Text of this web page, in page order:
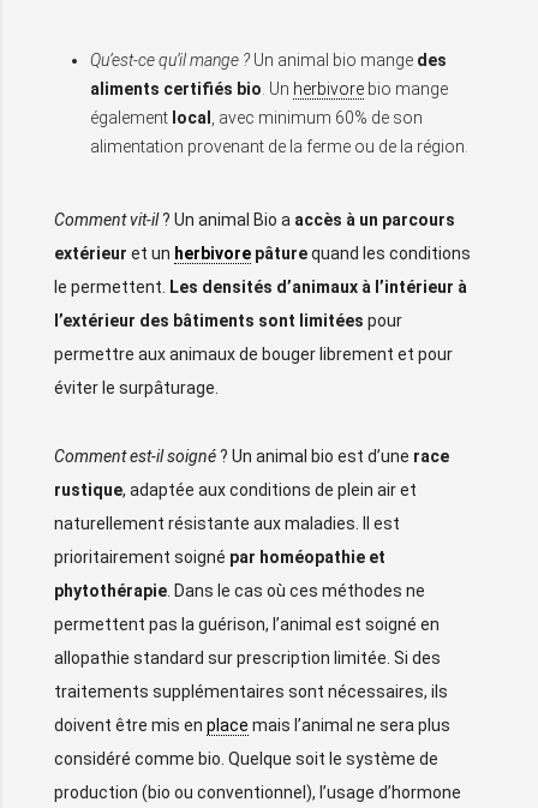
Qu’est-ce qu’il mange ?Un animal bio mange des
aliments certifiés bio . Un herbivore bio mange
également local
, avec minimum 60% de son
alimentation provenant de la ferme ou de la région.
Comment vit-il? Un animal Bio a accès à un parcours
extérieur et un herbivore pâturequand les conditions
le permettent.
Les densités d’animaux à l’intérieur à
l’extérieur des bâtiments sont limitées pour
permettre aux animaux de bouger librement et pour
éviter le surpâturage.
Comment est-il soigné? Un animal bio est d’une race
rustique, adaptée aux conditions de plein air et
naturellement résistante aux maladies. Il est
prioritairement soigné par homéopathie et
phytothérapie . Dans le cas où ces méthodes ne
permettent pas la guérison, l’animal est soigné en
allopathie standard sur prescription limitée. Si des
traitements supplémentaires sont nécessaires, ils
doivent être mis en place mais l’animal ne sera plus
considéré comme bio. Quelque soit le système de
production (bio ou conventionnel), l’usage d’hormone